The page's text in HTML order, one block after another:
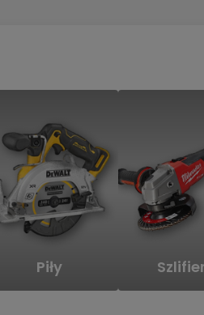
Piły